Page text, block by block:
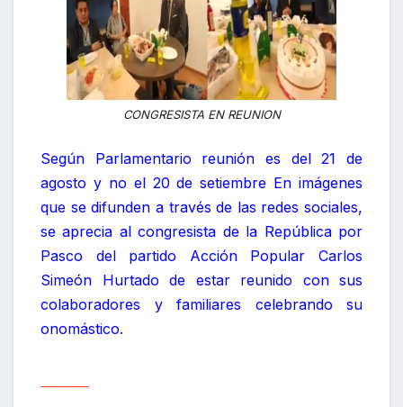
CONGRESISTA EN REUNION
Según Parlamentario reunión es del 21 de
agosto y no el 20 de setiembre En imágenes
que se difunden a través de las redes sociales,
se aprecia al congresista de la República por
Pasco del partido Acción Popular Carlos
Simeón Hurtado de estar reunido con sus
colaboradores y familiares celebrando su
onomástico.